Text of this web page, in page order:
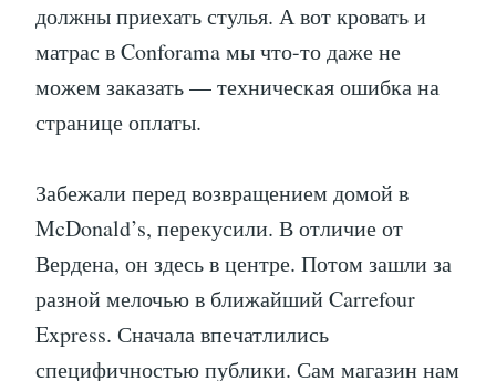
должны приехать стулья. А вот кровать и
матрас в Conforama мы что-то даже не
можем заказать — техническая ошибка на
странице оплаты.
Забежали перед возвращением домой в
McDonald’s, перекусили. В отличие от
Вердена, он здесь в центре. Потом зашли за
разной мелочью в ближайший Carrefour
Express. Сначала впечатлились
специфичностью публики. Сам магазин нам